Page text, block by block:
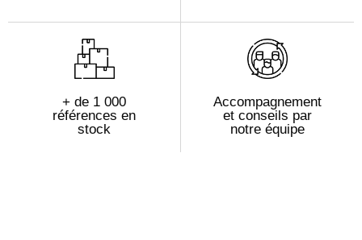
+ de 1 000
références en
stock
Accompagnement
et conseils par
notre équipe